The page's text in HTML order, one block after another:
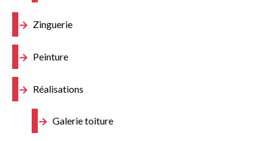
Zinguerie
Peinture
Réalisations
Galerie toiture